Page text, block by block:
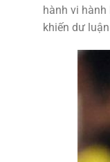
hành vi
khiến dư